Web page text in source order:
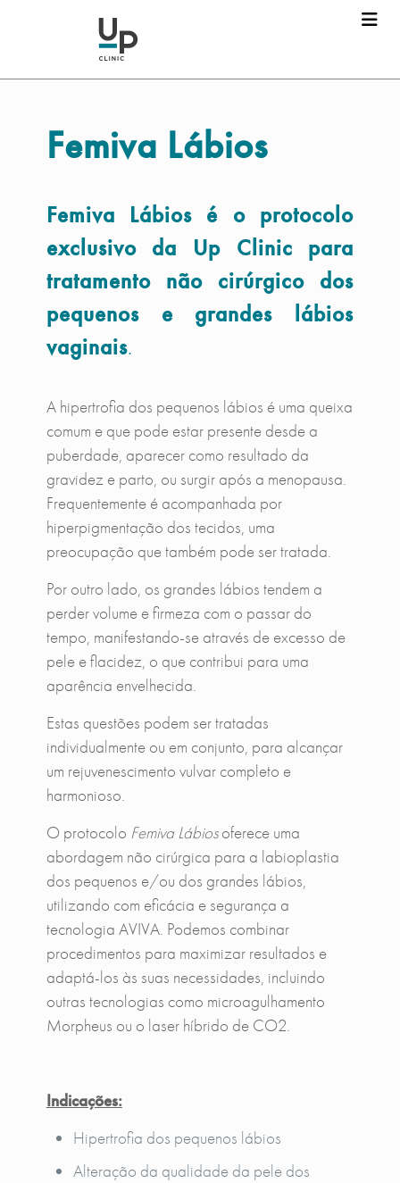
Femiva Lábios
Femiva Lábios é o protocolo
exclusivo da Up Clinic para
tratamento não cirúrgico dos
pequenos e grandes lábios
vaginais.
A hipertrofia dos pequenos lábios é uma queixa
comum e que pode estar presente desde a
puberdade, aparecer como resultado da
gravidez e parto, ou surgir após a menopausa.
Frequentemente é acompanhada por
hiperpigmentação dos tecidos, uma
preocupação que também pode ser tratada.
Por outro lado, os grandes lábios tendem a
perder volume e firmeza com o passar do
tempo, manifestando-se através de excesso de
pele e flacidez, o que contribui para uma
aparência envelhecida.
Estas questões podem ser tratadas
individualmente ou em conjunto, para alcançar
um rejuvenescimento vulvar completo e
harmonioso.
O protocolo Femiva Lábiosoferece uma
abordagem não cirúrgica para a labioplastia
dos pequenos e/ou dos grandes lábios,
utilizando com eficácia e segurança a
tecnologia AVIVA. Podemos combinar
procedimentos para maximizar resultados e
adaptá-los às suas necessidades, incluindo
outras tecnologias como microagulhamento
Morpheus ou o laser híbrido de CO2.
Indicações:
Hipertrofia dos pequenos lábios
Alteração da qualidade da pele dos